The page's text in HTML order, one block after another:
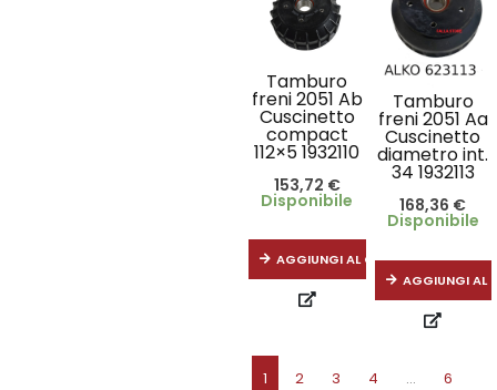
Tamburo
freni 2051 Ab
Cuscinetto
compact
112×5 1932110
153,72 €
Disponibile
AGGIUNGI AL CARRELLO
Tamburo
freni 2051 Aa
Cuscinetto
diametro int.
34 1932113
168,36 €
Disponibile
AGGIUNGI AL
1 2 3 4 … 6